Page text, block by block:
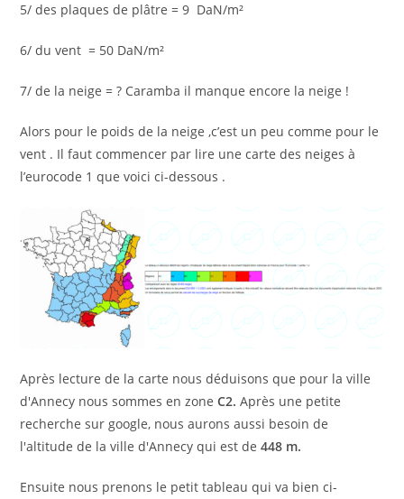
5/ des plaques de plâtre = 9 DaN/m²
6/ du vent = 50 DaN/m²
7/ de la neige = ? Caramba il manque encore la neige !
Alors pour le poids de la neige ,c’est un peu comme pour le
vent . Il faut commencer par lire une carte des neiges à
l’eurocode 1 que voici ci-dessous .
Après lecture de la carte nous déduisons que pour la ville
d'Annecy nous sommes en zoneC2. Après une petite
recherche sur google, nous aurons aussi besoin de
l'altitude de la ville d'Annecy qui est de448 m.
Ensuite nous prenons le petit tableau qui va bien ci-